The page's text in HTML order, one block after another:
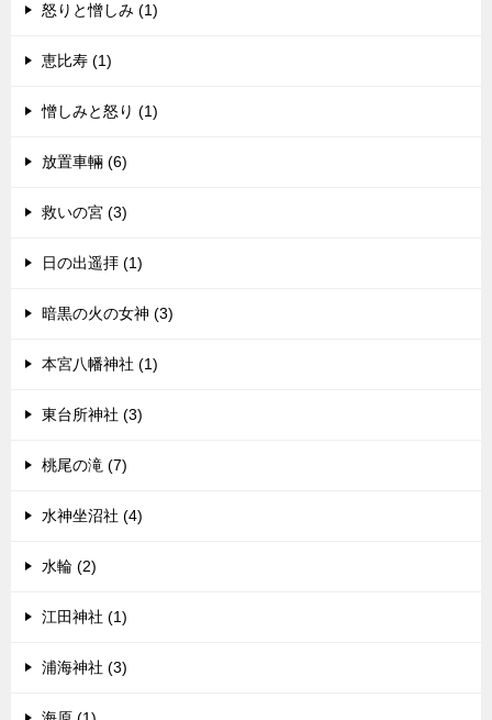
怒りと憎しみ (1)
恵比寿 (1)
憎しみと怒り (1)
放置車輛 (6)
救いの宮 (3)
日の出遥拝 (1)
暗黒の火の女神 (3)
本宮八幡神社 (1)
東台所神社 (3)
桃尾の滝 (7)
水神坐沼社 (4)
水輪 (2)
江田神社 (1)
浦海神社 (3)